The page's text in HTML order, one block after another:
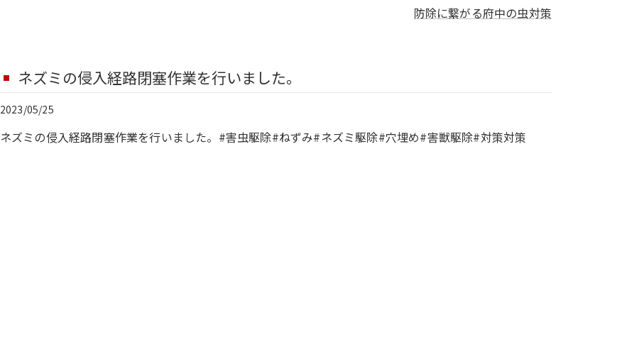
防除に繋がる府中の虫対策
ネズミの侵入経路閉塞作業を行いました。
2023/05/25
ネズミの侵入経路閉塞作業を行いました。#害虫駆除#ねずみ#ネズミ駆除#穴埋め#害獣駆除#対策対策